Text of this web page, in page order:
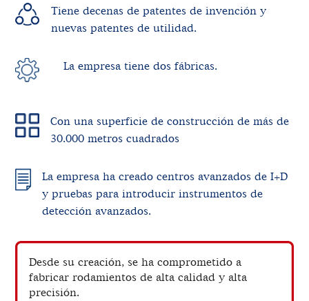
Tiene decenas de patentes de invención y
nuevas patentes de utilidad.
La empresa tiene dos fábricas.
Con una superficie de construcción de más de
30.000 metros cuadrados
La empresa ha creado centros avanzados de I+D
y pruebas para introducir instrumentos de
detección avanzados.
Desde su creación, se ha comprometido a
fabricar rodamientos de alta calidad y alta
precisión.